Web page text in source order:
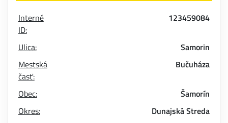
Interné
ID:
123459084
Ulica:
Samorin
Mestská
časť:
Bučuháza
Obec:
Šamorín
Okres:
Dunajská Streda